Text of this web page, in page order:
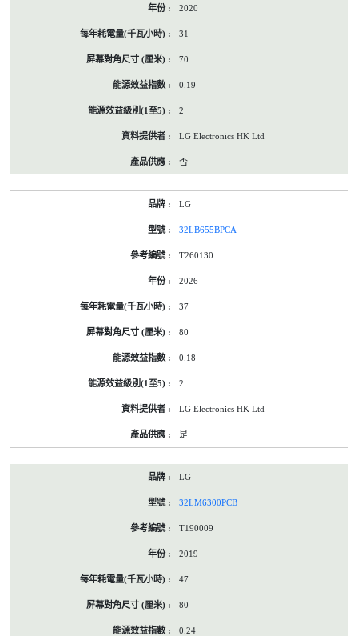
2020
31
70
0.19
2
LG Electronics HK Ltd
否
LG
32LB655BPCA
T260130
2026
37
80
0.18
2
LG Electronics HK Ltd
是
LG
32LM6300PCB
T190009
2019
47
80
0.24